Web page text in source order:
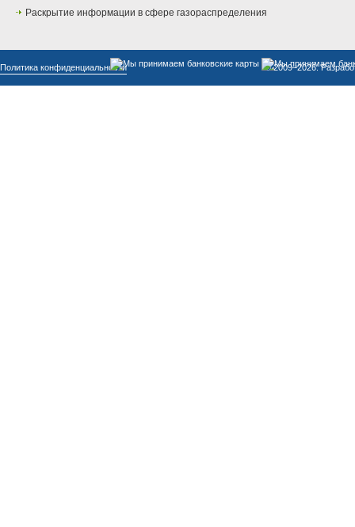
Раскрытие информации в сфере газораспределения
Политика конфиденциальности © 2009–2026.